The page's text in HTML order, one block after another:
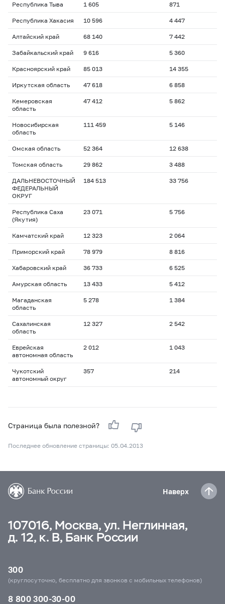
Республика Тыва 1 605 871
Республика Хакасия 10 596 4 447
Алтайский край 68 140 7 442
Забайкальский край 9 616 5 360
Красноярский край 85 013 14 355
Иркутская область 47 618 6 858
Кемеровская
область
47 412 5 862
Новосибирская
область
111 459 5 146
Омская область 52 364 12 638
Томская область 29 862 3 488
ДАЛЬНЕВОСТОЧНЫЙ
ФЕДЕРАЛЬНЫЙ
ОКРУГ
184 513 33 756
Республика Саха
(Якутия)
23 071 5 756
Камчатский край 12 323 2 064
Приморский край 78 979 8 816
Хабаровский край 36 733 6 525
Амурская область 13 433 5 412
Магаданская
область
5 278 1 384
Сахалинская
область
12 327 2 542
Еврейская
автономная область
2 012 1 043
Чукотский
автономный округ
357 214
Страница была полезной?
Последнее обновление страницы: 05.04.2013
Наверх
107016, Москва, ул. Неглинная,
д. 12, к. В, Банк России
300
(круглосуточно, бесплатно для звонков с мобильных телефонов)
8 800 300-30-00